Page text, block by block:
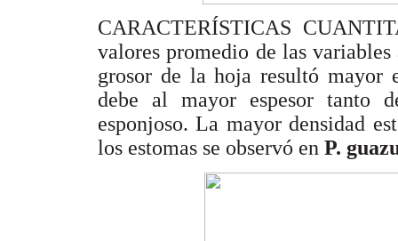
CARACTERÍSTICAS
valores promedio de las
grosor de la hoja resultó mayor
debe al mayor espesor tanto
esponjoso. La mayor densidad
los estomas se observó en P.